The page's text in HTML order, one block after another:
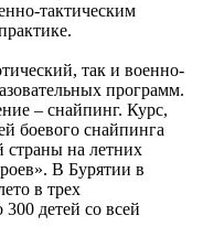
тактическим
так и военно-
программ.
– снайпинг. Курс,
боевого снайпинга
страны на летних
В Бурятии в
в трех
детей со всей